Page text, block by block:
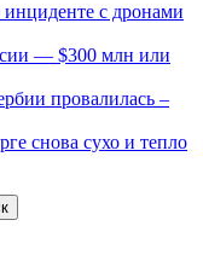
с дронами
— $300 млн или
провалилась –
снова сухо и тепло